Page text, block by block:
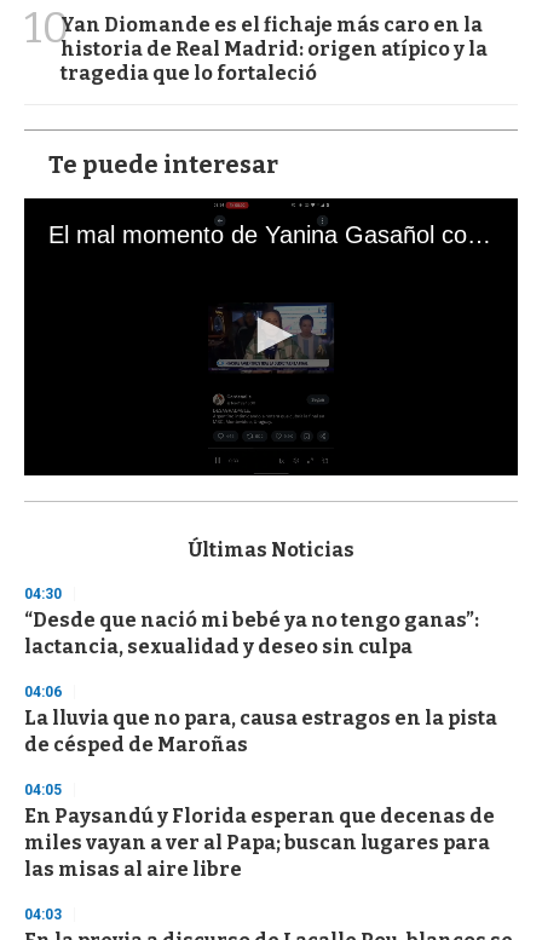
10Yan Diomande es el fichaje más caro en la
historia de Real Madrid: origen atípico y la
tragedia que lo fortaleció
Te puede interesar
El mal momento de Yanina Gasañol con un hincha argentino en "Subrayado"
s
d
s
o
f
3
s
e
c
n
d
Últimas Noticias
04:30
“Desde que nació mi bebé ya no tengo ganas”:
lactancia, sexualidad y deseo sin culpa
04:06
La lluvia que no para, causa estragos en la pista
de césped de Maroñas
04:05
En Paysandú y Florida esperan que decenas de
miles vayan a ver al Papa; buscan lugares para
las misas al aire libre
04:03